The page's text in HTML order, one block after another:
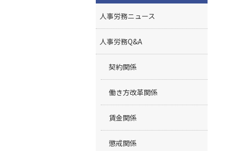
人事労務ニュース
人事労務Q&A
契約関係
働き方改革関係
賃金関係
懲戒関係